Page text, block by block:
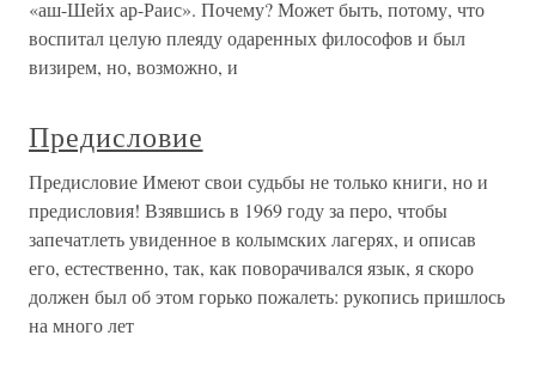
«аш-Шейх ар-Раис». Почему? Может быть, потому, что
воспитал целую плеяду одаренных философов и был
визирем, но, возможно, и
Предисловие
Предисловие Имеют свои судьбы не только книги, но и
предисловия! Взявшись в 1969 году за перо, чтобы
запечатлеть увиденное в колымских лагерях, и описав
его, естественно, так, как поворачивался язык, я скоро
должен был об этом горько пожалеть: рукопись пришлось
на много лет